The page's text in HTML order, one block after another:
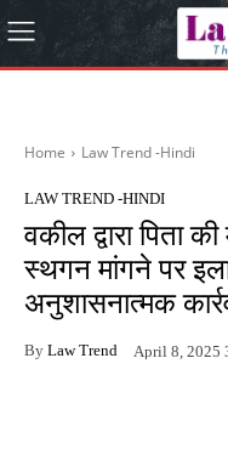
Home Law Trend -Hindi
LAW TREND -HINDI
वकील द्वारा पिता
स्थगन मांगने पर
अनुशासनात्मक
By Law Trend April 8, 2025